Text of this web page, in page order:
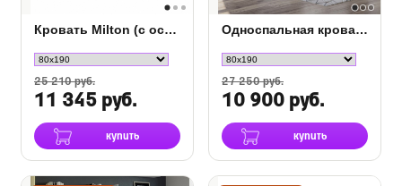
Кровать Milton (с основанием)
25 210 руб.
11 345 руб.
купить
Односпальная кровать Этюд
27 250 руб.
10 900 руб.
купить